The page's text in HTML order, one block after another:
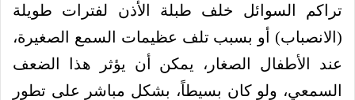
تراكم السوائل خلف طبلة الأذن لفترات طويلة
(الانصباب) أو بسبب تلف عظيمات السمع الصغيرة،
عند الأطفال الصغار، يمكن أن يؤثر هذا الضعف
السمعي، ولو كان بسيطاً، بشكل مباشر على تطور